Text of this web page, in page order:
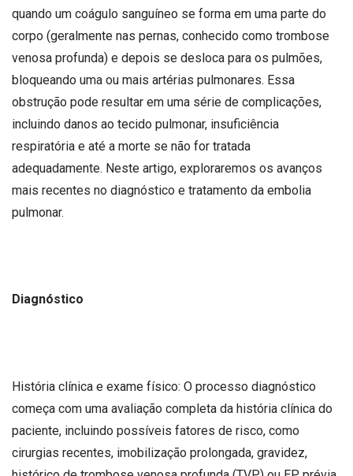
quando um coágulo sanguíneo se forma em uma parte do
corpo (geralmente nas pernas, conhecido como trombose
venosa profunda) e depois se desloca para os pulmões,
bloqueando uma ou mais artérias pulmonares. Essa
obstrução pode resultar em uma série de complicações,
incluindo danos ao tecido pulmonar, insuficiência
respiratória e até a morte se não for tratada
adequadamente. Neste artigo, exploraremos os avanços
mais recentes no diagnóstico e tratamento da embolia
pulmonar.
Diagnóstico
História clínica e exame físico: O processo diagnóstico
começa com uma avaliação completa da história clínica do
paciente, incluindo possíveis fatores de risco, como
cirurgias recentes, imobilização prolongada, gravidez,